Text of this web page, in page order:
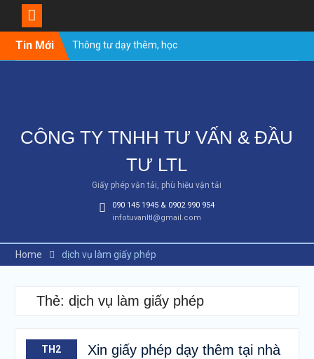
SkipTin Mới
Thông tư dạy thêm, học
thêm của Bộ Giáo dục
Giáo viên THPT có được dạy
Giáo viên có được dạy thêm
Trung tâm tiếng Anh có
phải nộp thuế không ?
Dạy ngoại ngữ có chịu thuế
CÔNG TY TNHH TƯ VẤN & ĐẦU
TƯ LTL
Giấy phép vận tải, phù hiệu vận tải
090 145 1945 & 0902 990 954
infotuvanltl@gmail.com
Home dịch vụ làm giấy phép
Thẻ: dịch vụ làm giấy phép
TH2 Xin giấy phép dạy thêm tại nhà